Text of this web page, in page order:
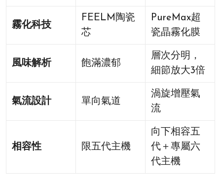
霧化科技
FEELM陶瓷
芯
PureMax超
瓷晶霧化膜
風味解析 飽滿濃郁
層次分明，
細節放大3倍
氣流設計 單向氣道
渦旋增壓氣
流
相容性 限五代主機
向下相容五
代＋專屬六
代主機